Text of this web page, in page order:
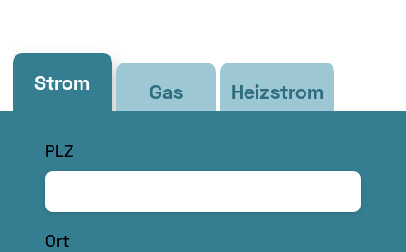
Strom Gas Heizstrom
PLZ
Ort